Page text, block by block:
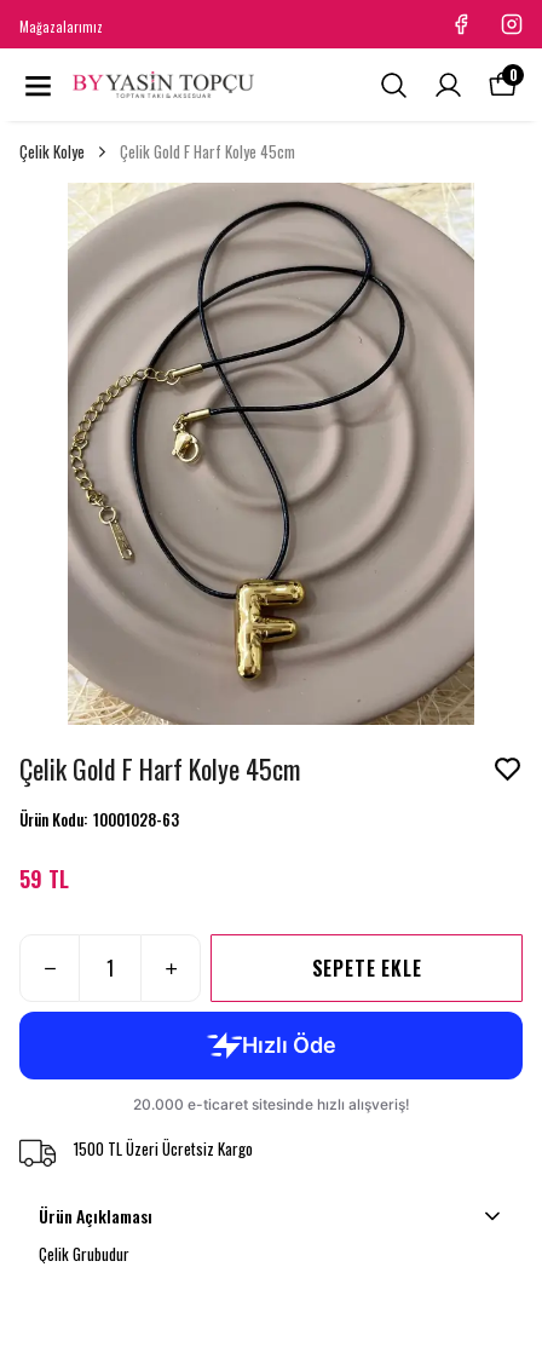
Mağazalarımız
0
Çelik Kolye Çelik Gold F Harf Kolye 45cm
Çelik Gold F Harf Kolye 45cm
Ürün Kodu: 10001028-63
59 TL
SEPETE EKLE
1500 TL Üzeri Ücretsiz Kargo
Ürün Açıklaması
Çelik Grubudur